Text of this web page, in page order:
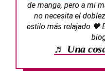
de manga, pero a mi
no necesita el
estilo más relajado 💙
♬ Una